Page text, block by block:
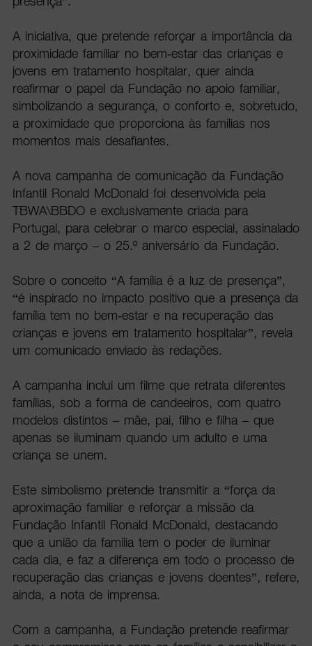
A iniciativa, que pretende reforçar a importância da
proximidade familiar no bem-estar das crianças e
jovens em tratamento hospitalar, quer ainda
reafirmar o papel da Fundação no apoio familiar,
simbolizando a segurança, o conforto e, sobretudo,
a proximidade que proporciona às famílias nos
momentos mais desafiantes.
A nova campanha de comunicação da Fundação
Infantil Ronald McDonald foi desenvolvida pela
TBWA\BBDO e exclusivamente criada para
Portugal, para celebrar o marco especial, assinalado
a 2 de março – o 25.º aniversário da Fundação.
Sobre o conceito “A família é a luz de presença”,
“é inspirado no impacto positivo que a presença da
família tem no bem-estar e na recuperação das
crianças e jovens em tratamento hospitalar”, revela
um comunicado enviado às redações.
A campanha inclui um filme que retrata diferentes
famílias, sob a forma de candeeiros, com quatro
modelos distintos – mãe, pai, filho e filha – que
apenas se iluminam quando um adulto e uma
criança se unem.
Este simbolismo pretende transmitir a “força da
aproximação familiar e reforçar a missão da
Fundação Infantil Ronald McDonald, destacando
que a união da família tem o poder de iluminar
cada dia, e faz a diferença em todo o processo de
recuperação das crianças e jovens doentes”, refere,
ainda, a nota de imprensa.
Com a campanha, a Fundação pretende reafirmar